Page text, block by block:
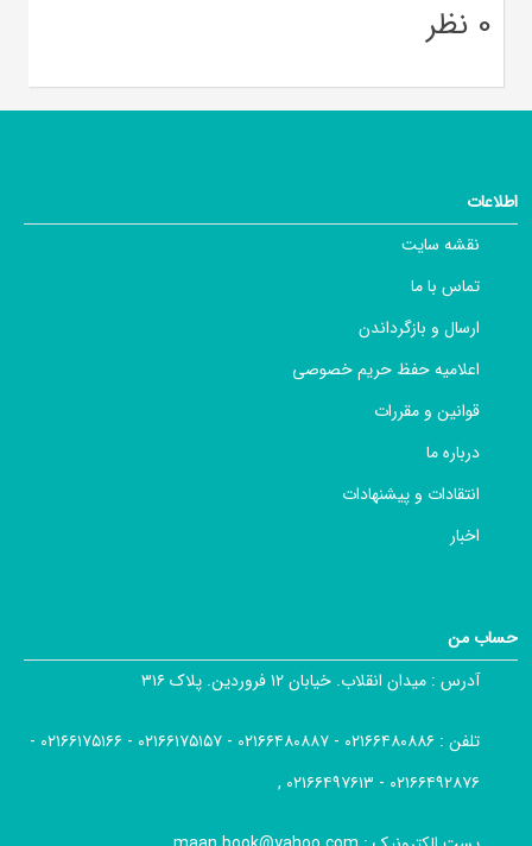
0 نظر
اطلاعات
نقشه سایت
تماس با ما
ارسال و بازگرداندن
اعلامیه حفظ حریم خصوصی
قوانین و مقررات
درباره ما
انتقادات و پیشنهادات
اخبار
حساب من
آدرس : میدان انقلاب. خیابان ۱۲ فروردین. پلاک ۳۱۶
تلفن :
۰۲۱۶۶۴۸۰۸۸۶ - ۰۲۱۶۶۴۸۰۸۸۷ - ۰۲۱۶۶۱۷۵۱۵۷ - ۰۲۱۶۶۱۷۵۱۶۶ -
۰۲۱۶۶۴۹۲۸۷۶ - ۰۲۱۶۶۴۹۷۶۱۳ ,